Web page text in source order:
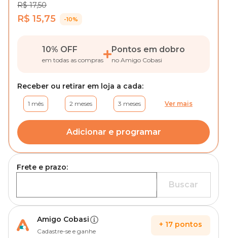
R$ 17,50
R$ 15,75 -10%
10% OFF
em todas as compras
Pontos em dobro
no Amigo Cobasi
Receber ou retirar em loja a cada:
1 mês 2 meses 3 meses Ver mais
Adicionar e programar
Frete e prazo:
Buscar
Amigo Cobasi
Cadastre-se e ganhe
+ 17 pontos